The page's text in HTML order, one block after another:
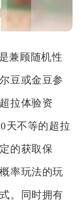
兼顾随机性
豆或金豆参
拉体验资
天不等的超拉
的获取保
率玩法的玩
。同时拥有